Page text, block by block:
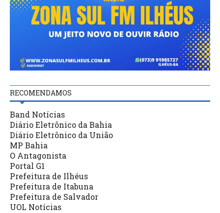
RECOMENDAMOS
Band Notícias
Diário Eletrônico da Bahia
Diário Eletrônico da União
MP Bahia
O Antagonista
Portal G1
Prefeitura de Ilhéus
Prefeitura de Itabuna
Prefeitura de Salvador
UOL Notícias